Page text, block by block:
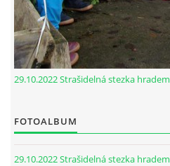
29.10.2022 Strašidelná stezka hradem
FOTOALBUM
29.10.2022 Strašidelná stezka hradem